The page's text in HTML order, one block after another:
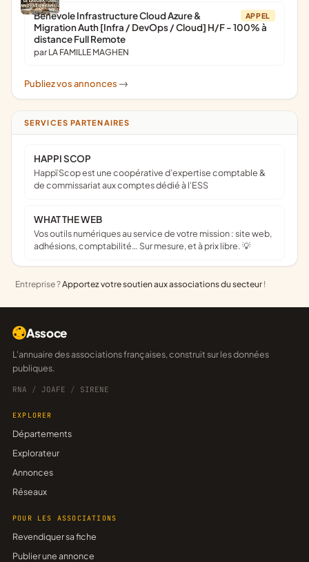
APPEL
Bénévole Infrastructure Cloud Azure &
Migration Auth [Infra / DevOps / Cloud] H/F - 100% à
distance Full Remote
par LA FAMILLE MAGHEN
Publiez vos annonces ->
SERVICES PARTENAIRES
HAPPI SCOP
Happï Scop est une coopérative d’expertise comptable &
de commissariat aux comptes dédié à l'ESS
WHAT THE WEB
Vos outils numériques au service de votre mission : site web,
adhésions, comptabilité… Sur mesure, et à prix libre. 💡
Entreprise ?Apportez votre soutien aux associations du secteur !
Assoce
L'annuaire des associations françaises, construit sur les données
publiques.
RNA / JOAFE / SIRENE
EXPLORER
Départements
Explorateur
Annonces
Réseaux
POUR LES ASSOCIATIONS
Revendiquer sa fiche
Publier une annonce